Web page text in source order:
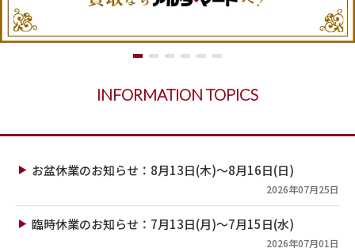
INFORMATION TOPICS
お盆休業のお知らせ：8月13日(木)～8月16日(日)
2026年07月25日
臨時休業のお知らせ：7月13日(月)～7月15日(水)
2026年07月01日